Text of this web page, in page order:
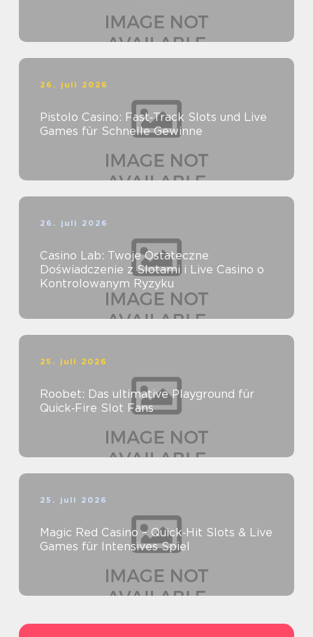
26. juli 2026
Pistolo Casino: Fast‑Track Slots und Live
Games für Schnelle Gewinne
26. juli 2026
Casino Lab: Twoje Ostateczne
Doświadczenie z Slotami i Live Casino o
Kontrolowanym Ryzyku
25. juli 2026
Roobet: Das ultimative Playground für
Quick‑Fire Slot Fans
25. juli 2026
Magic Red Casino – Quick‑Hit Slots & Live
Games für Intensives Spiel